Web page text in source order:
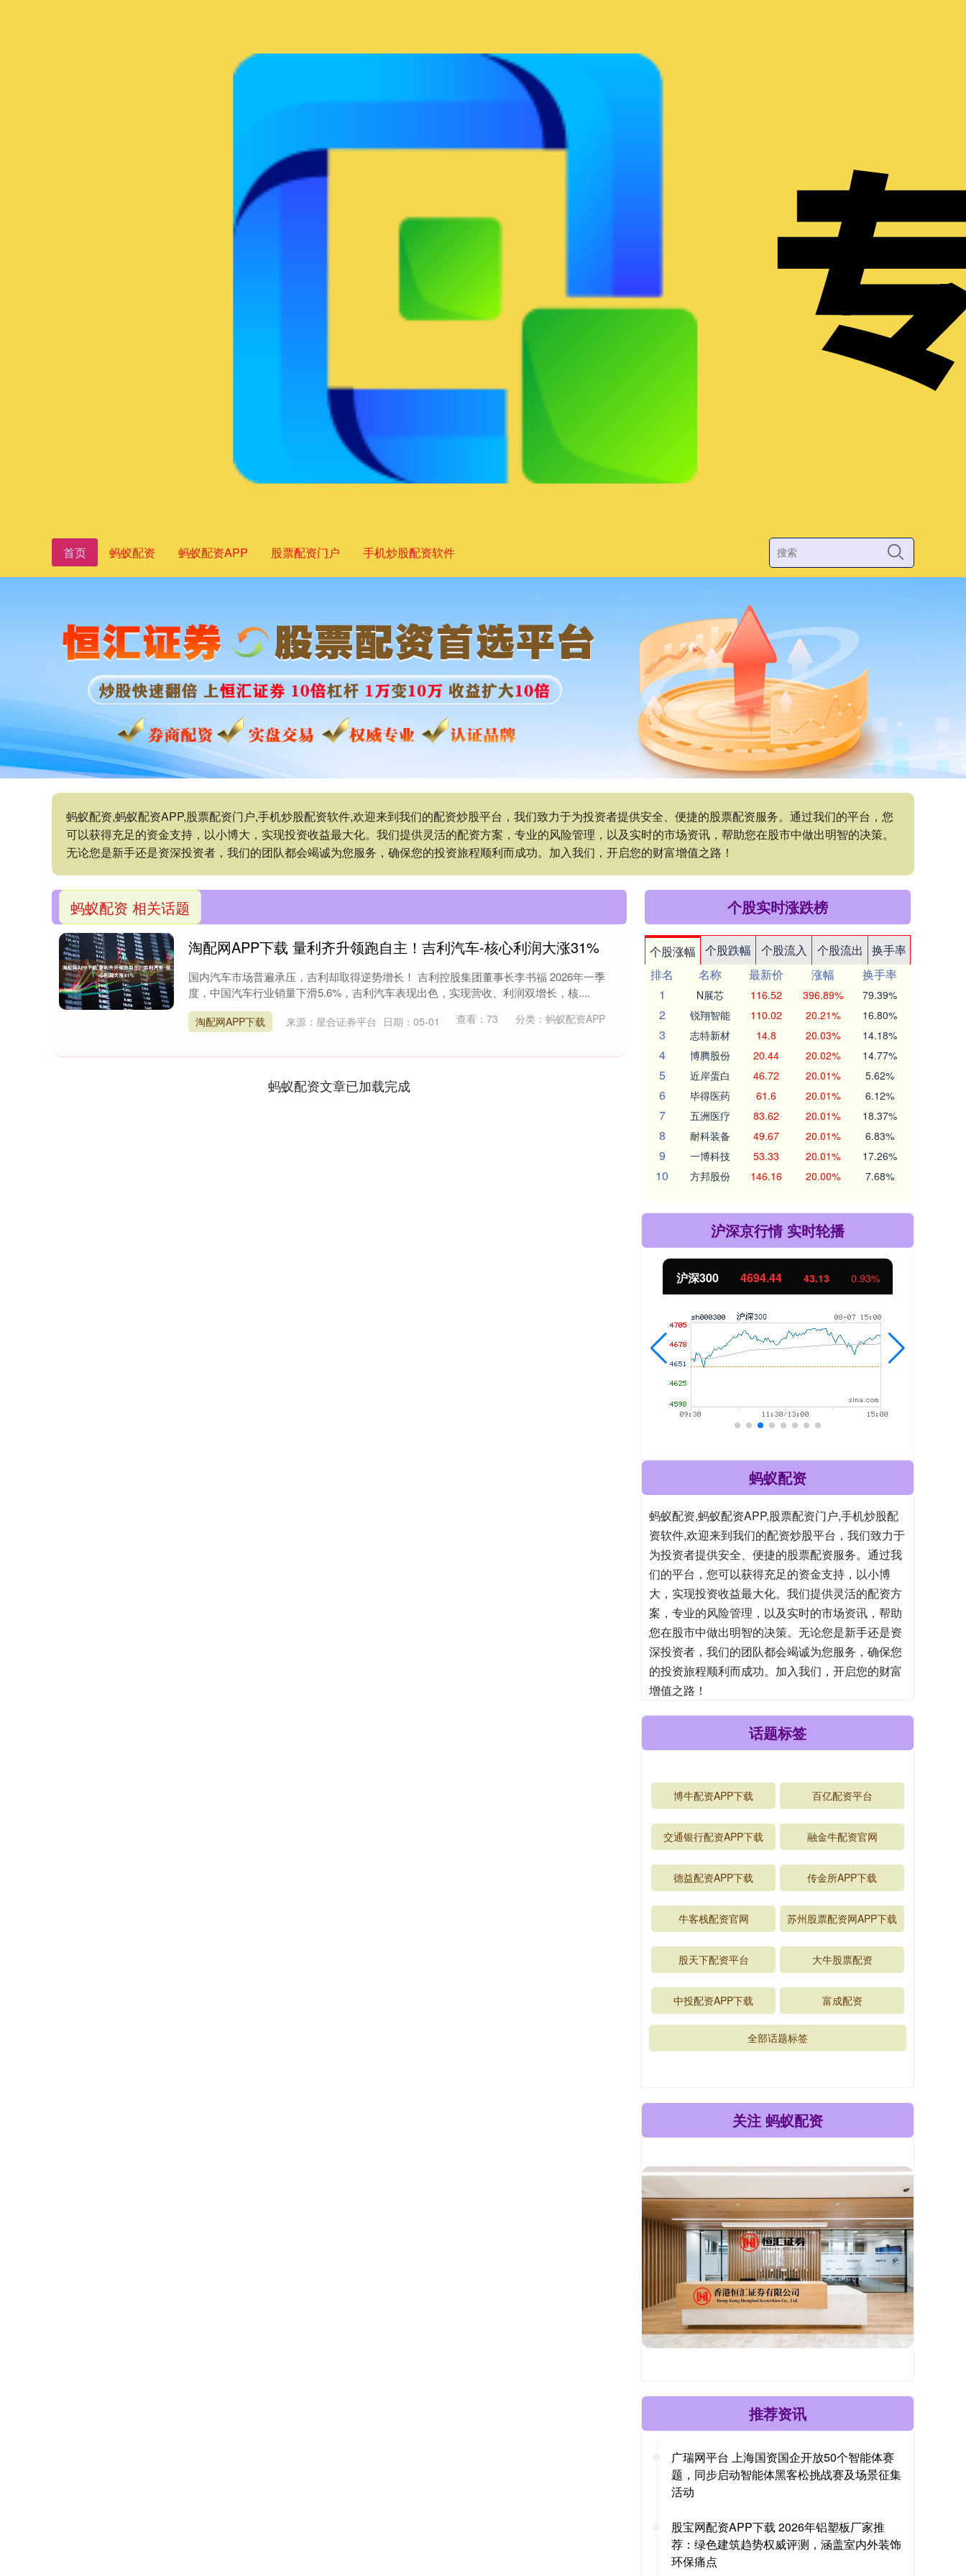
首页 蚂蚁配资 蚂蚁配资APP 股票配资门户 手机炒股配资软件
蚂蚁配资,蚂蚁配资APP,股票配资门户,手机炒股配资软件,欢迎来到我们的配资炒股平台，我们致力于为投资者提供安全、便捷的股票配资服务。通过我们的平台，您
可以获得充足的资金支持，以小博大，实现投资收益最大化。我们提供灵活的配资方案，专业的风险管理，以及实时的市场资讯，帮助您在股市中做出明智的决策。
无论您是新手还是资深投资者，我们的团队都会竭诚为您服务，确保您的投资旅程顺利而成功。加入我们，开启您的财富增值之路！
蚂蚁配资 相关话题
淘配网APP下载 量利齐升领跑自主！吉利汽车-核心利润大涨31%
国内汽车市场普遍承压，吉利却取得逆势增长！ 吉利控股集团董事长李书福 2026年一季
度，中国汽车行业销量下滑5.6%，吉利汽车表现出色，实现营收、利润双增长，核....
淘配网APP下载 来源：星合证券平台 日期：05-01 查看： 73 分类： 蚂蚁配资APP
蚂蚁配资文章已加载完成
个股实时涨跌榜
个股涨幅 个股跌幅 个股流入 个股流出
换手率
排名
名称 最新价 涨幅
换手率
1
N展芯 116.52 396.89% 79.39%
2 锐翔智能 110.02 20.21% 16.80%
3 志特新材 14.8 20.03% 14.18%
4 博腾股份 20.44 20.02% 14.77%
5 近岸蛋白 46.72 20.01% 5.62%
6 毕得医药 61.6 20.01% 6.12%
7 五洲医疗 83.62 20.01% 18.37%
8 耐科装备 49.67 20.01% 6.83%
9 一博科技 53.33 20.01% 17.26%
10 方邦股份 146.16 20.00% 7.68%
沪深京行情 实时轮播
北证50 1134.24 11.37
蚂蚁配资
蚂蚁配资,蚂蚁配资APP,股票配资门户,手机炒股配
资软件,欢迎来到我们的配资炒股平台，我们致力于
为投资者提供安全、便捷的股票配资服务。通过我
们的平台，您可以获得充足的资金支持，以小博
大，实现投资收益最大化。我们提供灵活的配资方
案，专业的风险管理，以及实时的市场资讯，帮助
您在股市中做出明智的决策。无论您是新手还是资
深投资者，我们的团队都会竭诚为您服务，确保您
的投资旅程顺利而成功。加入我们，开启您的财富
增值之路！
话题标签
博牛配资APP下载 百亿配资平台
交通银行配资APP下载 融金牛配资官网
德益配资APP下载 传金所APP下载
牛客栈配资官网 苏州股票配资网APP下载
股天下配资平台 大牛股票配资
中投配资APP下载 富成配资
全部话题标签
关注 蚂蚁配资
推荐资讯
广瑞网平台 上海国资国企开放50个智能体赛
题，同步启动智能体黑客松挑战赛及场景征集
活动
股宝网配资APP下载 2026年铝塑板厂家推
荐：绿色建筑趋势权威评测，涵盖室内外装饰
环保痛点